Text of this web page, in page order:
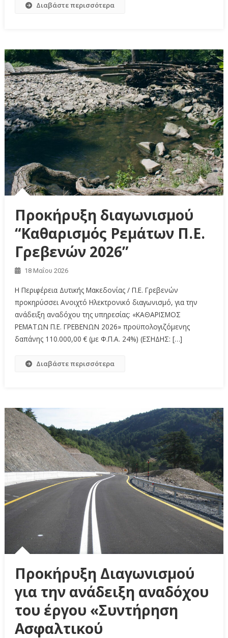
Διαβάστε περισσότερα
Προκήρυξη διαγωνισμού
“Καθαρισμός Ρεμάτων Π.Ε.
Γρεβενών 2026”
18 Μαΐου 2026
Η Περιφέρεια Δυτικής Μακεδονίας / Π.Ε. Γρεβενών
προκηρύσσει Aνοιχτό Hλεκτρονικό διαγωνισμό, για την
ανάδειξη αναδόχου της υπηρεσίας: «KΑΘΑΡΙΣΜΟΣ
ΡΕΜΑΤΩΝ Π.Ε. ΓΡΕΒΕΝΩΝ 2026» προϋπολογιζόμενης
δαπάνης 110.000,00 € (με Φ.Π.Α. 24%) (ΕΣΗΔΗΣ: […]
Διαβάστε περισσότερα
Προκήρυξη Διαγωνισμού
για την ανάδειξη αναδόχου
του έργου «Συντήρηση
Ασφαλτικού